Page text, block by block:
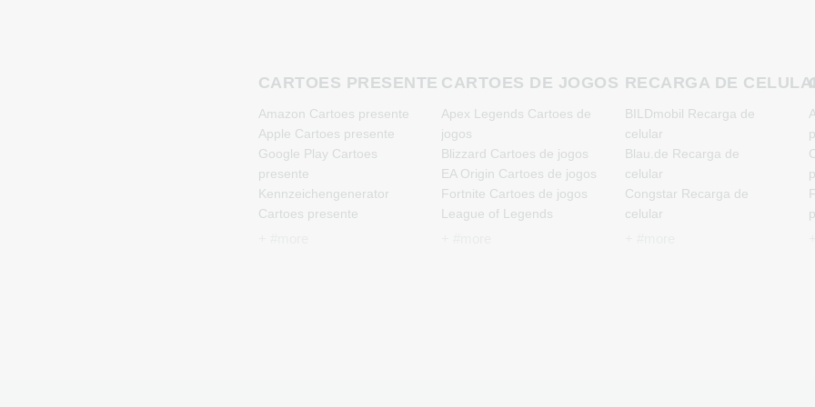
CARTOES PRESENTE
Amazon Cartoes presente
Apple Cartoes presente
Google Play Cartoes
presente
Kennzeichengenerator
Cartoes presente
CARTOES DE JOGOS
Apex Legends Cartoes de
jogos
Blizzard Cartoes de jogos
EA Origin Cartoes de jogos
Fortnite Cartoes de jogos
League of Legends
RECARGA DE
BILDmobil Recarga de
celular
Blau.de Recarga de
celular
Congstar Recarga de
celular